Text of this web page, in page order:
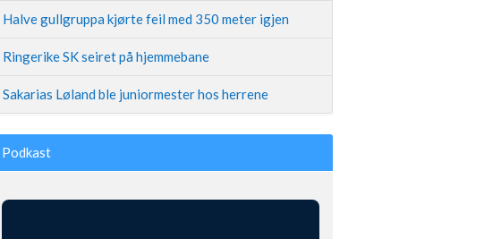
Halve gullgruppa kjørte feil med 350 meter igjen
Ringerike SK seiret på hjemmebane
Sakarias Løland ble juniormester hos herrene
Podkast